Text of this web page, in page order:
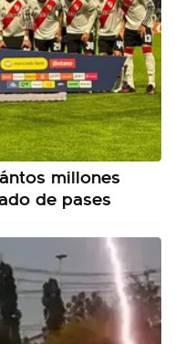
millones
de pases